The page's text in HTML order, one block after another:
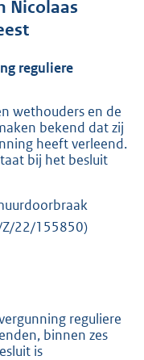
6
K
Nicolaas
reguliere
wethouders en de
bekend dat zij
heeft verleend.
bij het besluit
22/155850)
reguliere
binnen zes
is